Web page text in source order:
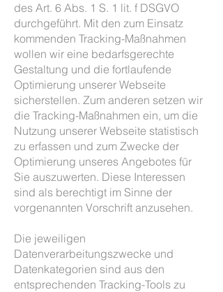
des Art. 6 Abs. 1 S. 1 lit. f DSGVO
durchgeführt. Mit den zum Einsatz
kommenden Tracking-Maßnahmen
wollen wir eine bedarfsgerechte
Gestaltung und die fortlaufende
Optimierung unserer Webseite
sicherstellen. Zum anderen setzen wir
die Tracking-Maßnahmen ein, um die
Nutzung unserer Webseite statistisch
zu erfassen und zum Zwecke der
Optimierung unseres Angebotes für
Sie auszuwerten. Diese Interessen
sind als berechtigt im Sinne der
vorgenannten Vorschrift anzusehen.
Die jeweiligen
Datenverarbeitungszwecke und
Datenkategorien sind aus den
entsprechenden Tracking-Tools zu